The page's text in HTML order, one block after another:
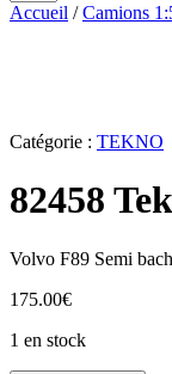
Accueil /Camions
Catégorie : TEKNO
82458
Volvo F89 Semi
175.00€
1 en stock